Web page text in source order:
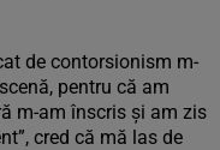
de contorsionism m-
pentru că am
m-am înscris și am zis
cred că mă las de